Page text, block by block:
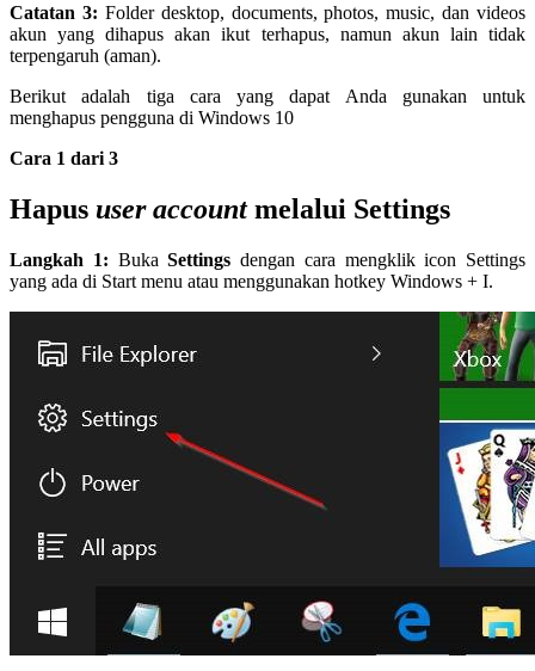
Catatan 3: Folder desktop, documents, photos, music, dan videos
akun yang dihapus akan ikut terhapus, namun akun lain tidak
terpengaruh (aman).
Berikut adalah tiga cara yang dapat Anda gunakan untuk
menghapus pengguna di Windows 10
Cara 1 dari 3
Hapus user accountmelalui Settings
Langkah 1: BukaSettings dengan cara mengklik icon Settings
yang ada di Start menu atau menggunakan hotkey Windows + I.